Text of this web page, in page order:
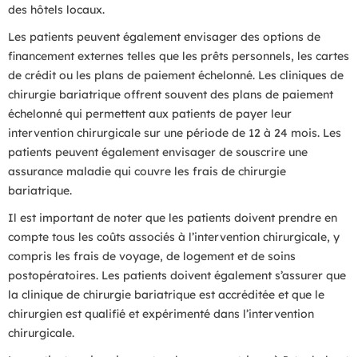
des hôtels locaux.
Les patients peuvent également envisager des options de
financement externes telles que les prêts personnels, les cartes
de crédit ou les plans de paiement échelonné. Les cliniques de
chirurgie bariatrique offrent souvent des plans de paiement
échelonné qui permettent aux patients de payer leur
intervention chirurgicale sur une période de 12 à 24 mois. Les
patients peuvent également envisager de souscrire une
assurance maladie qui couvre les frais de chirurgie
bariatrique.
Il est important de noter que les patients doivent prendre en
compte tous les coûts associés à l’intervention chirurgicale, y
compris les frais de voyage, de logement et de soins
postopératoires. Les patients doivent également s’assurer que
la clinique de chirurgie bariatrique est accréditée et que le
chirurgien est qualifié et expérimenté dans l’intervention
chirurgicale.